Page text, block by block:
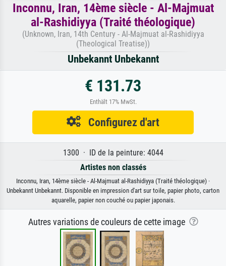
Inconnu, Iran, 14ème siècle - Al-Majmuat
al-Rashidiyya (Traité théologique)
(Unknown, Iran, 14th Century - Al-Majmuat al-Rashidiyya
(Theological Treatise))
Unbekannt Unbekannt
€ 131.73
Enthält 17% MwSt.
Configurez d'art
1300 · ID de la peinture: 4044
Artistes non classés
Inconnu, Iran, 14ème siècle - Al-Majmuat al-Rashidiyya (Traité théologique) ·
Unbekannt Unbekannt. Disponible en impression d'art sur toile, papier photo, carton
aquarelle, papier non couché ou papier japonais.
Autres variations de couleurs de cette image